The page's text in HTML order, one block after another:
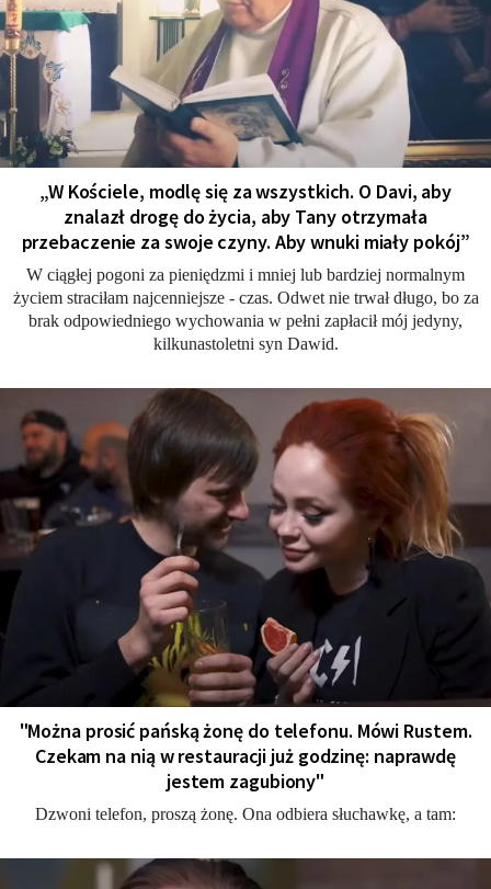
„W Kościele, modlę się za wszystkich. O Davi, aby
znalazł drogę do życia, aby Tany otrzymała
przebaczenie za swoje czyny. Aby wnuki miały pokój”
W ciągłej pogoni za pieniędzmi i mniej lub bardziej normalnym
życiem straciłam najcenniejsze - czas. Odwet nie trwał długo, bo za
brak odpowiedniego wychowania w pełni zapłacił mój jedyny,
kilkunastoletni syn Dawid.
"Można prosić pańską żonę do telefonu. Mówi Rustem.
Czekam na nią w restauracji już godzinę: naprawdę
jestem zagubiony"
Dzwoni telefon, proszą żonę. Ona odbiera słuchawkę, a tam: